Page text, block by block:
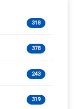
318
378
243
319